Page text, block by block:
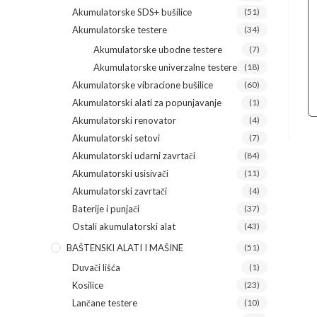
Akumulatorske SDS+ bušilice (51)
Akumulatorske testere (34)
Akumulatorske ubodne testere (7)
Akumulatorske univerzalne testere (18)
Akumulatorske vibracione bušilice (60)
Akumulatorski alati za popunjavanje (1)
Akumulatorski renovator (4)
Akumulatorski setovi (7)
Akumulatorski udarni zavrtači (84)
Akumulatorski usisivači (11)
Akumulatorski zavrtači (4)
Baterije i punjači (37)
Ostali akumulatorski alat (43)
BAŠTENSKI ALATI I MAŠINE (51)
Duvači lišća (1)
Kosilice (23)
Lančane testere (10)